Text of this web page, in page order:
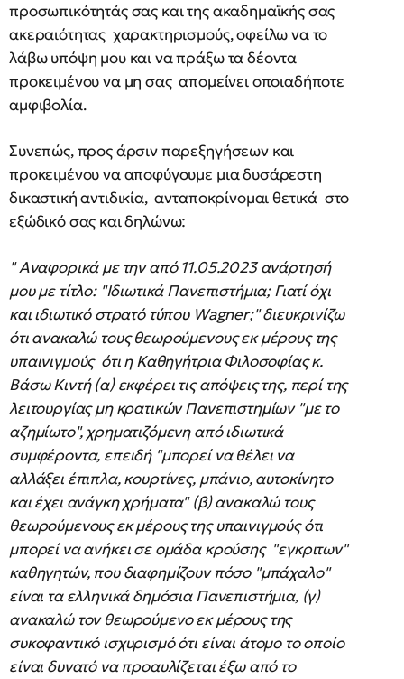
προσωπικότητάς σας και της ακαδημαϊκής σας
ακεραιότητας χαρακτηρισμούς, οφείλω να το
λάβω υπόψη μου και να πράξω τα δέοντα
προκειμένου να μη σας απομείνει οποιαδήποτε
αμφιβολία.
Συνεπώς, προς άρσιν παρεξηγήσεων και
προκειμένου να αποφύγουμε μια δυσάρεστη
δικαστική αντιδικία, ανταποκρίνομαι θετικά στο
εξώδικό σας και δηλώνω:
" Αναφορικά με την από 11.05.2023 ανάρτησή
μου με τίτλο: "Ιδιωτικά Πανεπιστήμια; Γιατί όχι
και ιδιωτικό στρατό τύπου Wagner;" διευκρινίζω
ότι ανακαλώ τους θεωρούμενους εκ μέρους της
υπαινιγμούς ότι η Καθηγήτρια Φιλοσοφίας κ.
Βάσω Κιντή (α) εκφέρει τις απόψεις της, περί της
λειτουργίας μη κρατικών Πανεπιστημίων "με το
αζημίωτο", χρηματιζόμενη από ιδιωτικά
συμφέροντα, επειδή "μπορεί να θέλει να
αλλάξει έπιπλα, κουρτίνες, μπάνιο, αυτοκίνητο
και έχει ανάγκη χρήματα" (β) ανακαλώ τους
θεωρούμενους εκ μέρους της υπαινιγμούς ότι
μπορεί να ανήκει σε ομάδα κρούσης "εγκριτων"
καθηγητών, που διαφημίζουν πόσο "μπάχαλο"
είναι τα ελληνικά δημόσια Πανεπιστήμια, (γ)
ανακαλώ τον θεωρούμενο εκ μέρους της
συκοφαντικό ισχυρισμό ότι είναι άτομο το οποίο
είναι δυνατό να προαυλίζεται έξω από το